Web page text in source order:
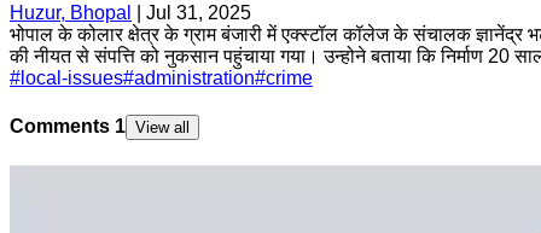
Huzur, Bhopal
Jul 31, 2025
भोपाल के कोलार क्षेत्र के ग्राम बंजारी में एक्स्टॉल कॉलेज के संचालक
की नीयत से संपत्ति को नुकसान पहुंचाया गया। उन्होने बताया कि निर्माण
# local-issues#administration#crime
Comments 1 View all